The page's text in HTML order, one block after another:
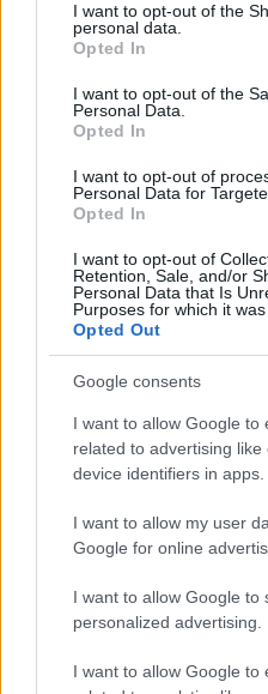
not limited to your visit or
grant or deny consent to
use your data for below
consent section.
I want to opt-out of the
personal data.
Opted In
I want to opt-out of the
Personal Data.
Opted In
I want to opt-out of
Personal Data for
Opted In
I want to opt-out of
Retention, Sale, and/or
Personal Data that Is
Purposes for which it was
Opted Out
Google consents
I want to allow Google to
related to advertising
device identifiers in apps.
I want to allow my user
Google for online
I want to allow Google to
personalized advertising.
I want to allow Google to
CÁPÁK KÖZÖTT
CÁPÁK KÖZÖTT 2025 #
ALMÁSSI FERENC
TÖKI #INTIM #
FÉRFIINTIMÁPOLÁS
Népszerű